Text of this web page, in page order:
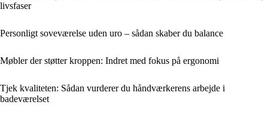
livsfaser
Personligt soveværelse uden uro – sådan skaber du balance
Møbler der støtter kroppen: Indret med fokus på ergonomi
Tjek kvaliteten: Sådan vurderer du håndværkerens arbejde i
badeværelset